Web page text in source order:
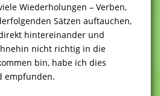
Wiederholungen – Verben,
Sätzen auftauchen,
hintereinander und
nicht richtig in die
bin, habe ich dies
empfunden.